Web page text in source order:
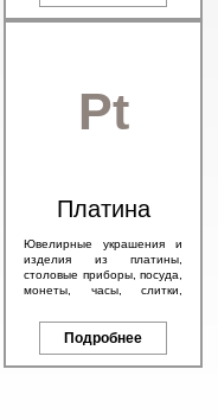
Pt
Платина
Ювелирные украшения и
изделия из платины,
столовые приборы, посуда,
монеты, часы, слитки,
также другие платиновые
изделия.Подробнее